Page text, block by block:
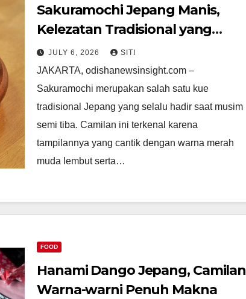
Sakuramochi Jepang Manis,
Kelezatan Tradisional yang
Identik dengan Musim Semi
JULY 6, 2026 SITI
JAKARTA, odishanewsinsight.com –
Sakuramochi merupakan salah satu kue
tradisional Jepang yang selalu hadir saat musim
semi tiba. Camilan ini terkenal karena
tampilannya yang cantik dengan warna merah
muda lembut serta…
FOOD
Hanami Dango Jepang, Camilan
Warna-warni Penuh Makna